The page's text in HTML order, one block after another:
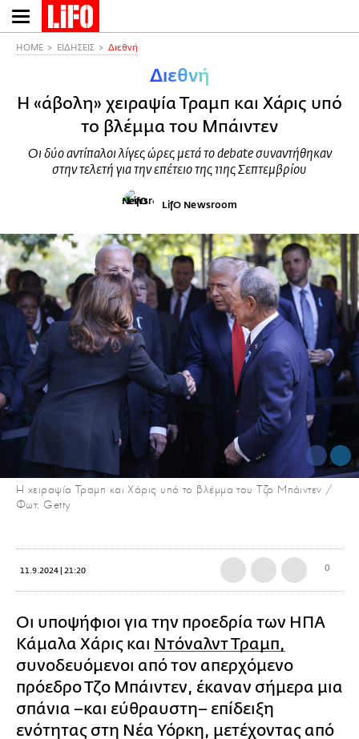
Παράκαμψη
προς
HOME ΕΙΔΗΣΕΙΣ Διεθνή
Διεθνή
Η «άβολη» χειραψία Τραμπ και Χάρις υπό
το βλέμμα του Μπάιντεν
Οι δύο αντίπαλοι λίγες ώρες μετά το debate συναντήθηκαν
στην τελετή για την επέτειο της 11ης Σεπτεμβρίου
LifO Newsroom
Η χειραψία Τραμπ και Χάρις υπό το βλέμμα του Τζο Μπάιντεν /
Φωτ: Getty
11.9.2024 | 21:20 0
Οι υποψήφιοι για την προεδρία των ΗΠΑ
Κάμαλα Χάρις και Ντόναλντ Τραμπ,
συνοδευόμενοι από τον απερχόμενο
πρόεδρο Τζο Μπάιντεν, έκαναν σήμερα μια
σπάνια –και εύθραυστη– επίδειξη
ενότητας στη Νέα Υόρκη, μετέχοντας από